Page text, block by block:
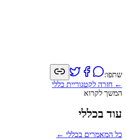
שתפו:
← חזרה לקטגוריית כללי
המשך לקרוא
עוד בכללי
כל המאמרים בכללי ←